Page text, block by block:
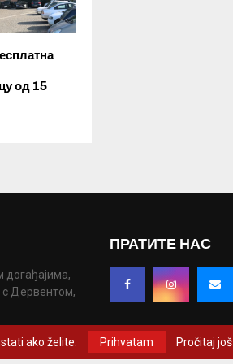
од 15
догађајима,
с Дервентом,
ПРАТИТЕ НАС
ako želite. Prihvatam Pročitaj još